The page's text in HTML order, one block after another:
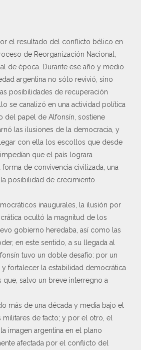
el resultado del conflicto bélico en
de Reorganización Nacional,
de época. Durante ese año y medio
argentina no sólo revivió, sino
posibilidades de recuperación
se canalizó en una actividad política
del papel de Alfonsín, sostiene
las ilusiones de la democracia, y
con ella los escollos que desde
que el país lograra
de convivencia civilizada, una
posibilidad de crecimiento
inaugurales, la ilusión por
ocultó la magnitud de los
gobierno heredaba, así como las
en este sentido, a su llegada al
tuvo un doble desafío: por un
y fortalecer la estabilidad democrática
que, salvo un breve interregno a
más de una década y media bajo el
de facto; y por el otro, el
imagen argentina en el plano
afectada por el conflicto del